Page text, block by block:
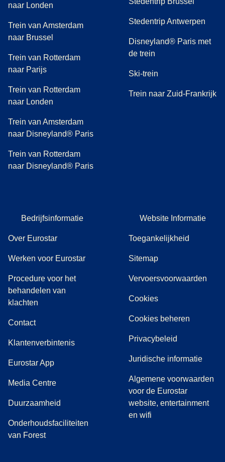
naar Londen
Trein van Amsterdam
naar Brussel
Trein van Rotterdam
naar Parijs
Trein van Rotterdam
naar Londen
Trein van Amsterdam
naar Disneyland® Paris
Trein van Rotterdam
naar Disneyland® Paris
Stedentrip Antwerpen
Disneyland® Paris met
de trein
Ski-trein
Trein naar Zuid-Frankrijk
Bedrijfsinformatie
Over Eurostar
Werken voor Eurostar
Procedure voor het
behandelen van
klachten
Contact
Klantenverbintenis
Eurostar App
Media Centre( opent in een nieuwe tab)
Duurzaamheid
Onderhoudsfaciliteiten
van Forest
Website Informatie
Toegankelijkheid
Sitemap
Vervoersvoorwaarden
Cookies
Cookies beheren
Privacybeleid
Juridische informatie
Algemene voorwaarden
voor de Eurostar
website, entertainment
en wifi